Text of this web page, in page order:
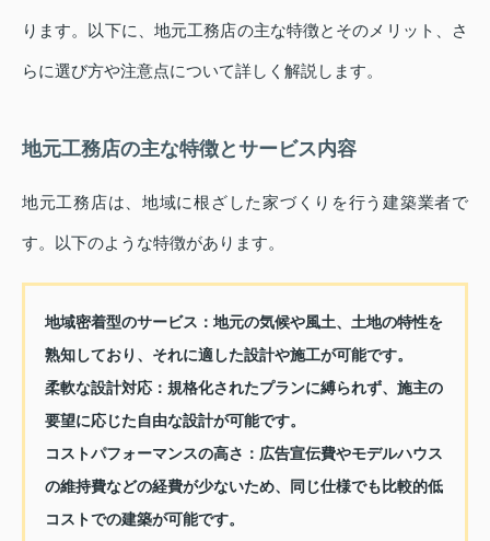
ります。以下に、地元工務店の主な特徴とそのメリット、さ
らに選び方や注意点について詳しく解説します。
地元工務店の主な特徴とサービス内容
地元工務店は、地域に根ざした家づくりを行う建築業者で
す。以下のような特徴があります。
地域密着型のサービス ：地元の気候や風土、土地の特性を
熟知しており、それに適した設計や施工が可能です。
柔軟な設計対応：規格化されたプランに縛られず、施主の
要望に応じた自由な設計が可能です。
コストパフォーマンスの高さ ：広告宣伝費やモデルハウス
の維持費などの経費が少ないため、同じ仕様でも比較的低
コストでの建築が可能です。